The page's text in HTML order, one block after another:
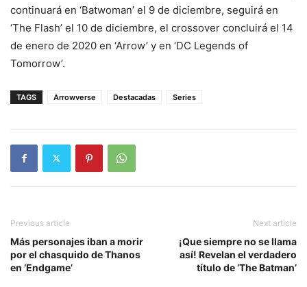
continuará en ‘Batwoman’ el 9 de diciembre, seguirá en
‘The Flash’ el 10 de diciembre, el crossover concluirá el 14
de enero de 2020 en ‘Arrow’ y en ‘DC Legends of
Tomorrow’.
TAGS Arrowverse Destacadas Series
Previous article
Más personajes iban a morir
por el chasquido de Thanos
en ‘Endgame’
Next article
¡Que siempre no se llama
así! Revelan el verdadero
título de ‘The Batman’